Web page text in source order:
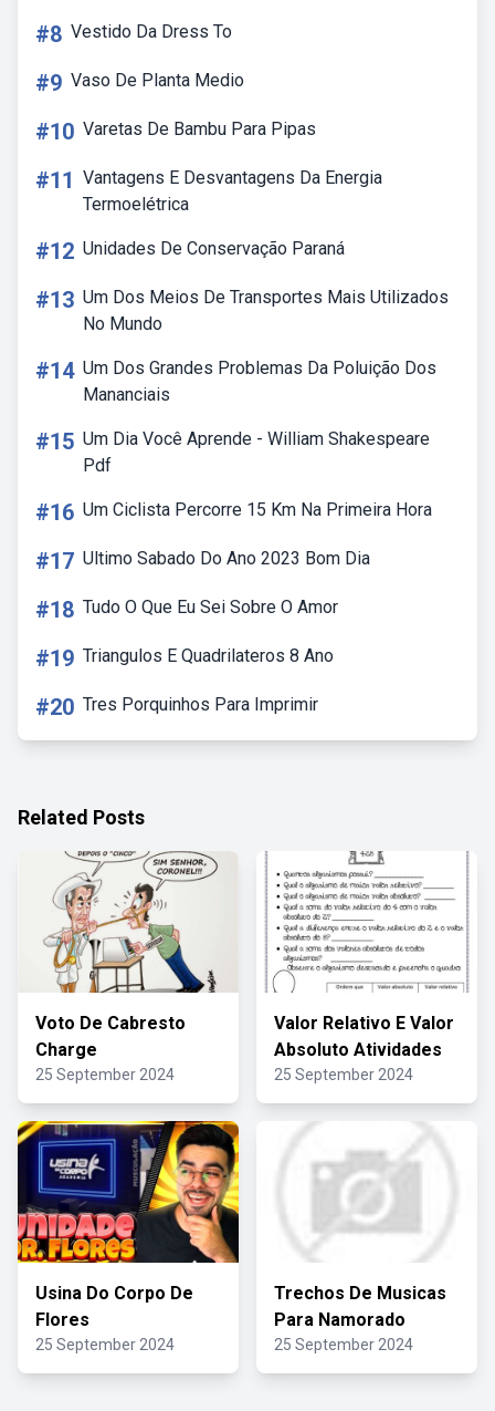
#8 Vestido Da Dress To
#9 Vaso De Planta Medio
#10 Varetas De Bambu Para Pipas
#11 Vantagens E Desvantagens Da Energia
Termoelétrica
#12 Unidades De Conservação Paraná
#13 Um Dos Meios De Transportes Mais Utilizados
No Mundo
#14 Um Dos Grandes Problemas Da Poluição Dos
Mananciais
#15 Um Dia Você Aprende - William Shakespeare
Pdf
#16 Um Ciclista Percorre 15 Km Na Primeira Hora
#17 Ultimo Sabado Do Ano 2023 Bom Dia
#18 Tudo O Que Eu Sei Sobre O Amor
#19 Triangulos E Quadrilateros 8 Ano
#20 Tres Porquinhos Para Imprimir
Related Posts
Voto De Cabresto
Charge
25 September 2024
Valor Relativo E Valor
Absoluto Atividades
25 September 2024
Usina Do Corpo De
Flores
25 September 2024
Trechos De Musicas
Para Namorado
25 September 2024